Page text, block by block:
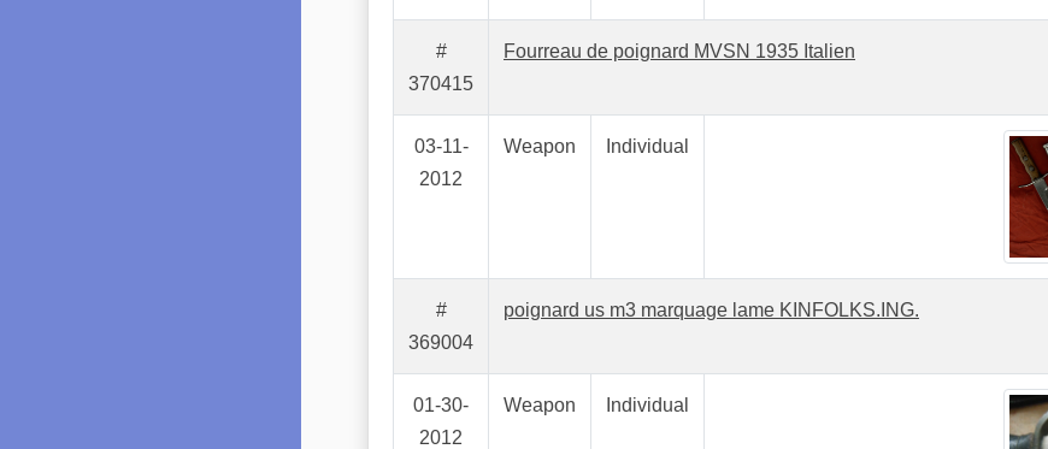
#
370415
Fourreau de poignard MVSN 1935 Italien
03-11-
2012
Weapon Individual
#
369004
poignard us m3 marquage lame KINFOLKS.ING.
01-30-
2012
Weapon Individual